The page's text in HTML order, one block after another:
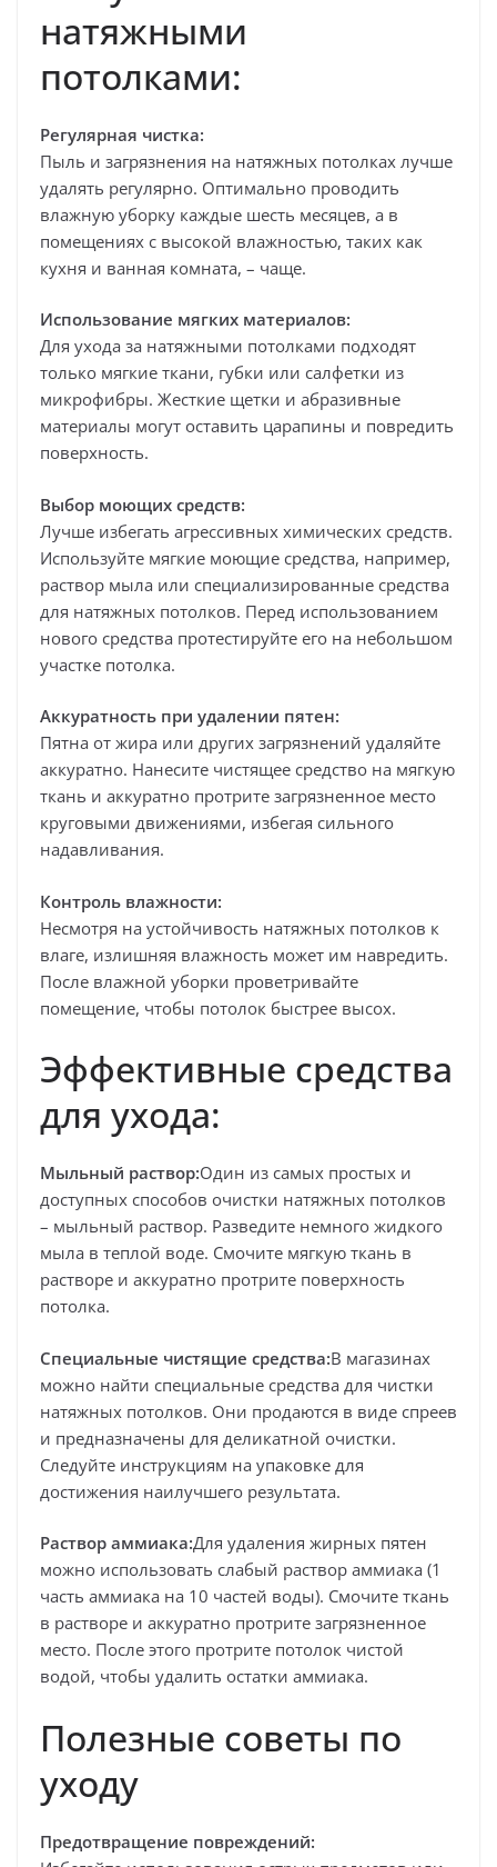
натяжными
потолками:
Регулярная чистка:
Пыль и загрязнения на натяжных потолках лучше
удалять регулярно. Оптимально проводить
влажную уборку каждые шесть месяцев, а в
помещениях с высокой влажностью, таких как
кухня и ванная комната, – чаще.
Использование мягких материалов:
Для ухода за натяжными потолками подходят
только мягкие ткани, губки или салфетки из
микрофибры. Жесткие щетки и абразивные
материалы могут оставить царапины и повредить
поверхность.
Выбор моющих средств:
Лучше избегать агрессивных химических средств.
Используйте мягкие моющие средства, например,
раствор мыла или специализированные средства
для натяжных потолков. Перед использованием
нового средства протестируйте его на небольшом
участке потолка.
Аккуратность при удалении пятен:
Пятна от жира или других загрязнений удаляйте
аккуратно. Нанесите чистящее средство на мягкую
ткань и аккуратно протрите загрязненное место
круговыми движениями, избегая сильного
надавливания.
Контроль влажности:
Несмотря на устойчивость натяжных потолков к
влаге, излишняя влажность может им навредить.
После влажной уборки проветривайте
помещение, чтобы потолок быстрее высох.
Эффективные средства
для ухода:
Мыльный раствор:Один из самых простых и
доступных способов очистки натяжных потолков
– мыльный раствор. Разведите немного жидкого
мыла в теплой воде. Смочите мягкую ткань в
растворе и аккуратно протрите поверхность
потолка.
Специальные чистящие средства:В магазинах
можно найти специальные средства для чистки
натяжных потолков. Они продаются в виде спреев
и предназначены для деликатной очистки.
Следуйте инструкциям на упаковке для
достижения наилучшего результата.
Раствор аммиака:Для удаления жирных пятен
можно использовать слабый раствор аммиака (1
часть аммиака на 10 частей воды). Смочите ткань
в растворе и аккуратно протрите загрязненное
место. После этого протрите потолок чистой
водой, чтобы удалить остатки аммиака.
Полезные советы по
уходу
Предотвращение повреждений: